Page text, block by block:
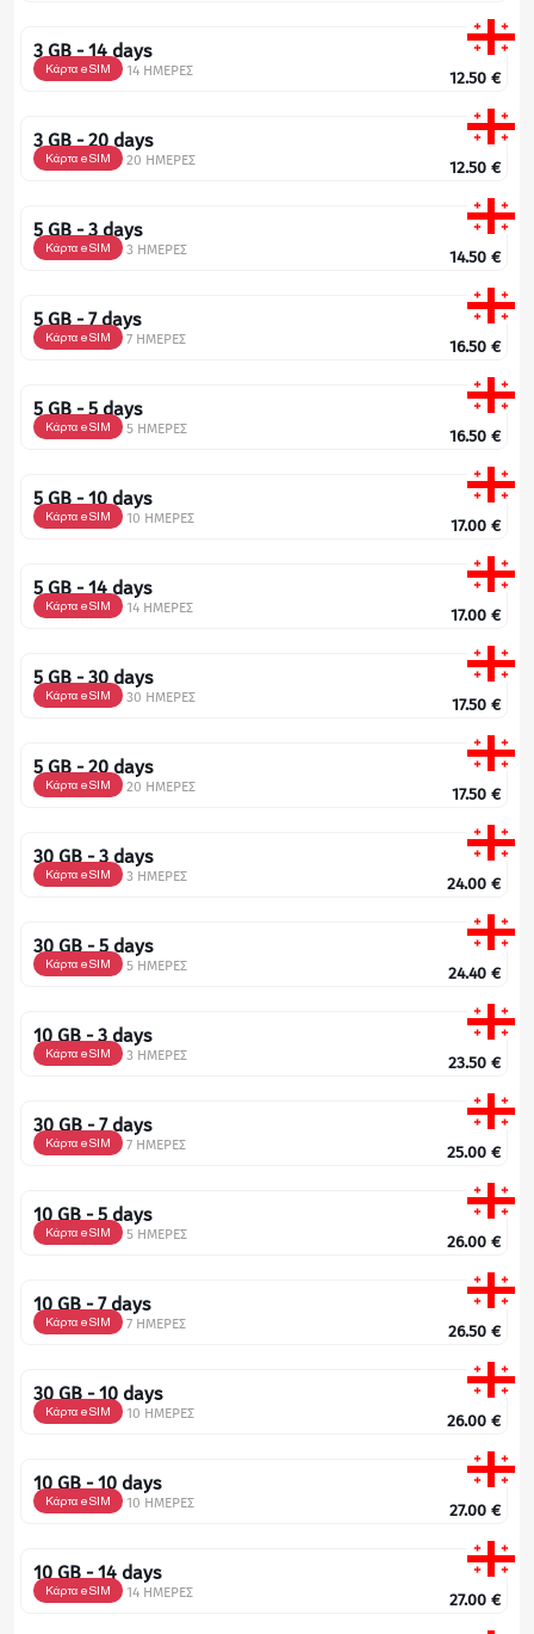
3 GB - 14 days
Κάρτα eSIM 14 ΗΜΕΡΕΣ 12.50 €
3 GB - 20 days
Κάρτα eSIM 20 ΗΜΕΡΕΣ 12.50 €
5 GB - 3 days
Κάρτα eSIM 3 ΗΜΕΡΕΣ 14.50 €
5 GB - 7 days
Κάρτα eSIM 7 ΗΜΕΡΕΣ 16.50 €
5 GB - 5 days
Κάρτα eSIM 5 ΗΜΕΡΕΣ 16.50 €
5 GB - 10 days
Κάρτα eSIM 10 ΗΜΕΡΕΣ 17.00 €
5 GB - 14 days
Κάρτα eSIM 14 ΗΜΕΡΕΣ 17.00 €
5 GB - 30 days
Κάρτα eSIM 30 ΗΜΕΡΕΣ 17.50 €
5 GB - 20 days
Κάρτα eSIM 20 ΗΜΕΡΕΣ 17.50 €
30 GB - 3 days
Κάρτα eSIM 3 ΗΜΕΡΕΣ 24.00 €
30 GB - 5 days
Κάρτα eSIM 5 ΗΜΕΡΕΣ 24.40 €
10 GB - 3 days
Κάρτα eSIM 3 ΗΜΕΡΕΣ 23.50 €
30 GB - 7 days
Κάρτα eSIM 7 ΗΜΕΡΕΣ 25.00 €
10 GB - 5 days
Κάρτα eSIM 5 ΗΜΕΡΕΣ 26.00 €
10 GB - 7 days
Κάρτα eSIM 7 ΗΜΕΡΕΣ 26.50 €
30 GB - 10 days
Κάρτα eSIM 10 ΗΜΕΡΕΣ 26.00 €
10 GB - 10 days
Κάρτα eSIM 10 ΗΜΕΡΕΣ 27.00 €
10 GB - 14 days
Κάρτα eSIM 14 ΗΜΕΡΕΣ 27.00 €